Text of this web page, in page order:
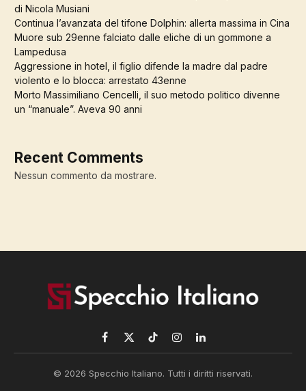
di Nicola Musiani
Continua l’avanzata del tifone Dolphin: allerta massima in Cina
Muore sub 29enne falciato dalle eliche di un gommone a
Lampedusa
Aggressione in hotel, il figlio difende la madre dal padre
violento e lo blocca: arrestato 43enne
Morto Massimiliano Cencelli, il suo metodo politico divenne
un “manuale”. Aveva 90 anni
Recent Comments
Nessun commento da mostrare.
Facebook
X
TikTokInstagramLinkedIn
© 2026 Specchio Italiano. Tutti i diritti riservati.